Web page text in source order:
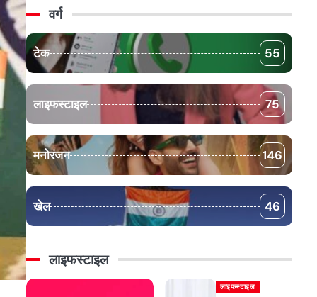
वर्ग
टेक 55
लाइफस्टाइल 75
मनोरंजन 146
खेल 46
लाइफस्टाइल
लाइफस्टाइल